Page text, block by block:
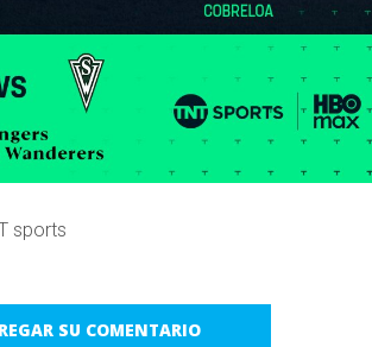
sports
SU COMENTARIO